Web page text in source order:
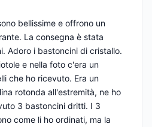
bellissime e offrono un
La consegna è stata
Adoro i bastoncini di cristallo.
e nella foto c'era un
che ho ricevuto. Era un
rotonda all'estremità, ne ho
3 bastoncini dritti. I 3
come li ho ordinati, ma la